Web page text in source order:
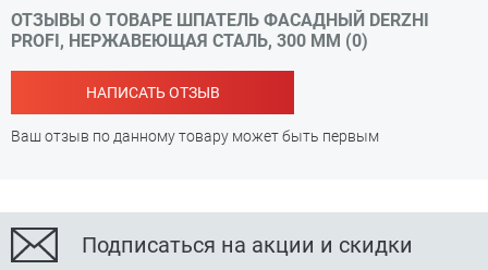
ОТЗЫВЫ О ТОВАРЕ ШПАТЕЛЬ ФАСАДНЫЙ DERZHI
PROFI, НЕРЖАВЕЮЩАЯ СТАЛЬ, 300 ММ (0)
НАПИСАТЬ ОТЗЫВ
Ваш отзыв по данному товару может быть первым
Подписаться на акции и скидки